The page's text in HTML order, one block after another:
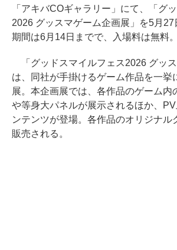
「アキバCOギャラリー」にて、「グ
2026 グッスマゲーム企画展」を5月27
期間は6月14日までで、入場料は無料。
「グッドスマイルフェス2026 グッス
は、同社が手掛けるゲーム作品を一挙
展。本企画展では、各作品のゲーム内
や等身大パネルが展示されるほか、
ンテンツが登場。各作品のオリジナル
販売される。